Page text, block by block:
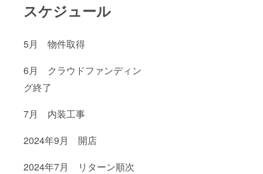
スケジュール
5月 物件取得
6月 クラウドファンディン
グ終了
7月 内装工事
2024年9月 開店
2024年7月 リターン順次